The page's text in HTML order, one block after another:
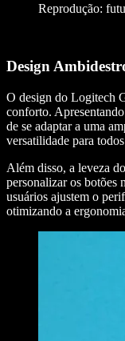
Reprodução:
Design
O design do Logitech
conforto.
de se adaptar a uma
versatilidade para
Além disso, a leveza
personalizar os botões
usuários ajustem o
otimizando a